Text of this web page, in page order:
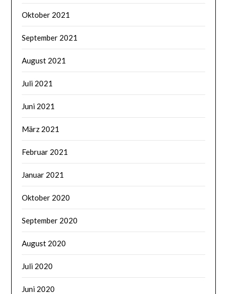
Oktober 2021
September 2021
August 2021
Juli 2021
Juni 2021
März 2021
Februar 2021
Januar 2021
Oktober 2020
September 2020
August 2020
Juli 2020
Juni 2020